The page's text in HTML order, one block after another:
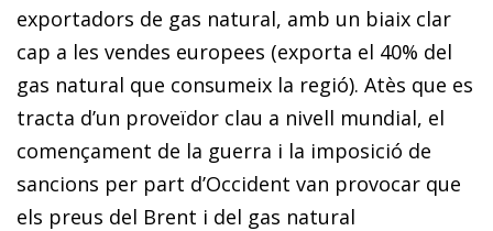
exportadors de gas natural, amb un biaix clar
cap a les vendes europees (exporta el 40% del
gas natural que consumeix la regió). Atès que es
tracta d’un proveïdor clau a nivell mundial, el
començament de la guerra i la im­­posició de
sancions per part d’Occident van provocar que
els preus del Brent i del gas natural